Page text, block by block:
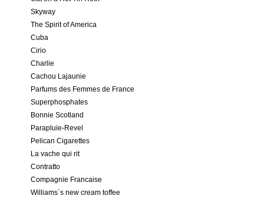
Skyway
The Spirit of America
Cuba
Cirio
Charlie
Cachou Lajaunie
Parfums des Femmes de France
Superphosphates
Bonnie Scotland
Parapluie-Revel
Pelican Cigarettes
La vache qui rit
Contratto
Compagnie Francaise
Williams`s new cream toffee